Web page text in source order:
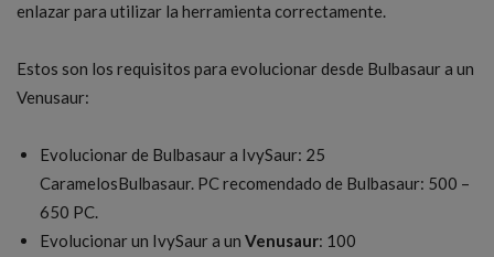
enlazar para utilizar la herramienta correctamente.
Estos son los requisitos para evolucionar desde Bulbasaur a un
Venusaur:
Evolucionar de Bulbasaur a IvySaur: 25
CaramelosBulbasaur. PC recomendado de Bulbasaur: 500 –
650 PC.
Evolucionar un IvySaur a un Venusaur: 100